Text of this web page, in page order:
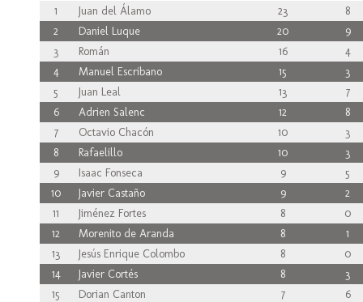
1 Juan del Álamo 23
8
2
Daniel Luque 20
9
3
Román 16
4
4
Manuel Escribano 15
3
5
Juan Leal 13
7
6
Adrien Salenc 12
8
7
Octavio Chacón 10
3
8
Rafaelillo 10
3
9
Isaac Fonseca 9
5
10
Javier Castaño 9
2
11
Jiménez Fortes 8
0
12
Morenito de Aranda 8
1
13
Jesús Enrique Colombo 8
0
14
Javier Cortés 8
3
15
Dorian Canton 7
6